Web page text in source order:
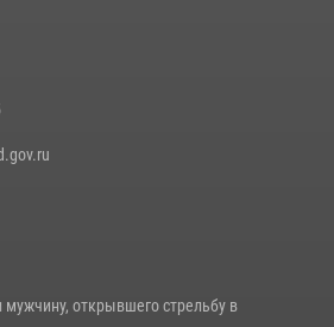
выявили сильнейших
в преодолении полосы
открывшего стрельбу в